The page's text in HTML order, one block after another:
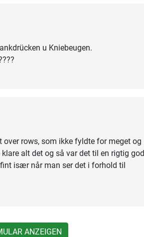
u Kniebeugen.
rows, som ikke fyldte for meget og
alt det og så var det til en rigtig god
især når man ser det i forhold til
ANZEIGEN